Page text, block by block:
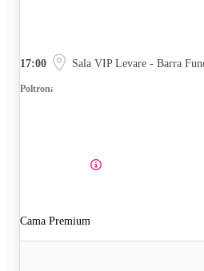
17:00 Sala VIP Levare - Barra
Poltrona
Cama Premium